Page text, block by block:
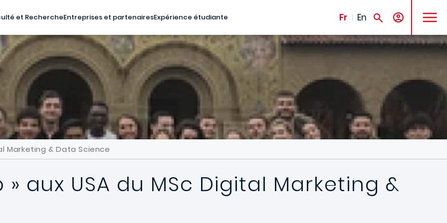
et RechercheEntreprises et partenairesExpérience étudiante Fr En
MENU
Marketing & Data Science
» aux USA du MSc Digital Marketing &